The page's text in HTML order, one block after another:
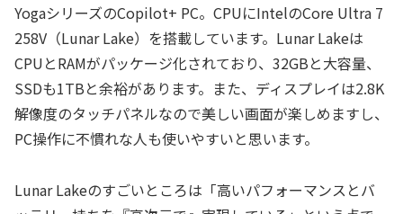
YogaシリーズのCopilot+ PC。CPUにIntelのCore Ultra 7
258V（Lunar Lake）を搭載しています。Lunar Lakeは
CPUとRAMがパッケージ化されており、32GBと大容量、
SSDも1TBと余裕があります。また、ディスプレイは2.8K
解像度のタッチパネルなので美しい画面が楽しめますし、
PC操作に不慣れな人も使いやすいと思います。
Lunar Lakeのすごいところは「高いパフォーマンスとバ